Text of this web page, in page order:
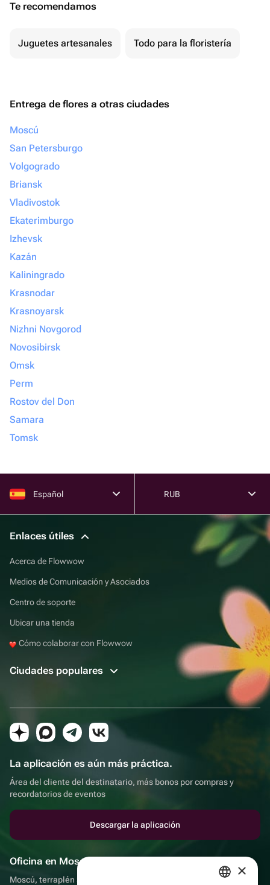
Te recomendamos
Juguetes artesanales Todo para la floristería
Entrega de flores a otras ciudades
Moscú
San Petersburgo
Volgogrado
Briansk
Vladivostok
Ekaterimburgo
Izhevsk
Kazán
Kaliningrado
Krasnodar
Krasnoyarsk
Nizhni Novgorod
Novosibirsk
Omsk
Perm
Rostov del Don
Samara
Tomsk
Español RUB
Enlaces útiles
Acerca de Flowwow
Medios de Comunicación y Asociados
Centro de soporte
Ubicar una tienda
Cómo colaborar con Flowwow
Ciudades populares
La aplicación es aún más práctica.
Área del cliente del destinatario, más bonos por compras y
recordatorios de eventos
Descargar la aplicación
Oficina en Moscú
Moscú, terraplén Sadovnicheskaya, 9, sala 2/3 ×